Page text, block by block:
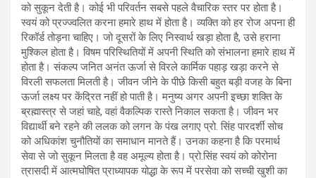
को सुकून देती है। कोई भी परिवर्तन सबसे पहले वैचारिक स्तर पर होता है।
स्वयं को प्रज्ज्वलित करना हमारे हाथ में होता है। व्यक्ति को हर रोज अपना ही
रिकॉर्ड तोड़ना चाहिए। जो दूसरों के लिए निस्वार्थ खड़ा होता है, उसे हराना
मुश्किल होता है। विषम परिस्थितियों में अपनी स्थिति को संभालना हमारे हाथ में
होता है। संकल्प जनित अनंत ऊर्जा से विरले कार्मिक पहाड़ खड़ा करने से
विरली सफलता मिलती है। जीवन जीने के पीछे किसी बहुत बड़ी वजह के बिना
ऊर्जा लक्ष्य पर केंद्रित नहीं हो पाती है। मनुष्य अगर अपनी इच्छा शक्ति के
ब्रह्मास्त्र से जहां चाहे, वहां वैकल्पिक रास्ते निकाल सकता है। जीवन भर
विद्यार्थी बने रहने की ललक को लगन के पंख लगाए प्रो. सिंह पारदर्शी सोच
को अधिकांश चुनौतियों का समाधान मानते हैं। उनका कहना है कि परमार्थ
सेवा से जो सुकून मिलता है वह अमूल्य होता है। प्रो.सिंह स्वयं को कोरोना
त्रासदी में आत्मघोषित प्राध्यापक योद्धा के रूप में परसेवा को सच्ची खुशी का